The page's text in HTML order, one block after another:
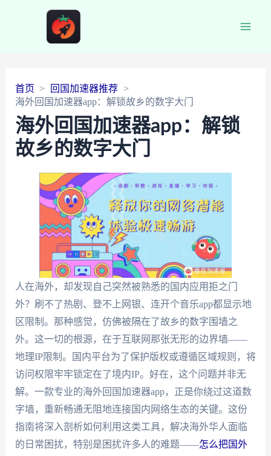
首页
回国加速器推荐
海外回国加速器app：解锁故乡的数字大门
海外回国加速器app：解锁
故乡的数字大门
人在海外，却发现自己突然被熟悉的国内应用拒之门
外？刷不了热剧、登不上网银、连开个音乐app都显示地
区限制。那种感觉，仿佛被隔在了故乡的数字围墙之
外。这一切的根源，在于互联网那张无形的边界墙——
地理IP限制。国内平台为了保护版权或遵循区域规则，将
访问权限牢牢锁定在了境内IP。好在，这个问题并非无
解。一款专业的海外回国加速器app，正是你绕过这道数
字墙，重新畅通无阻地连接国内网络生态的关键。这份
指南将深入剖析如何利用这类工具，解决海外华人面临
的日常困扰，特别是困扰许多人的难题——怎么把国外